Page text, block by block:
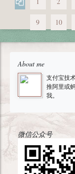
9 10
About me
支付宝技
推阿里或
我。
微信公众号